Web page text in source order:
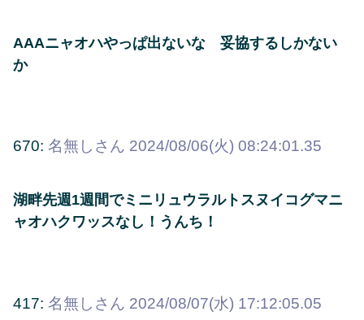
AAAニャオハやっぱ出ないな 妥協するしかない
か
670: 名無しさん 2024/08/06(火) 08:24:01.35
湖畔先週1週間でミニリュウラルトスヌイコグマニ
ャオハクワッスなし！うんち！
417: 名無しさん 2024/08/07(水) 17:12:05.05